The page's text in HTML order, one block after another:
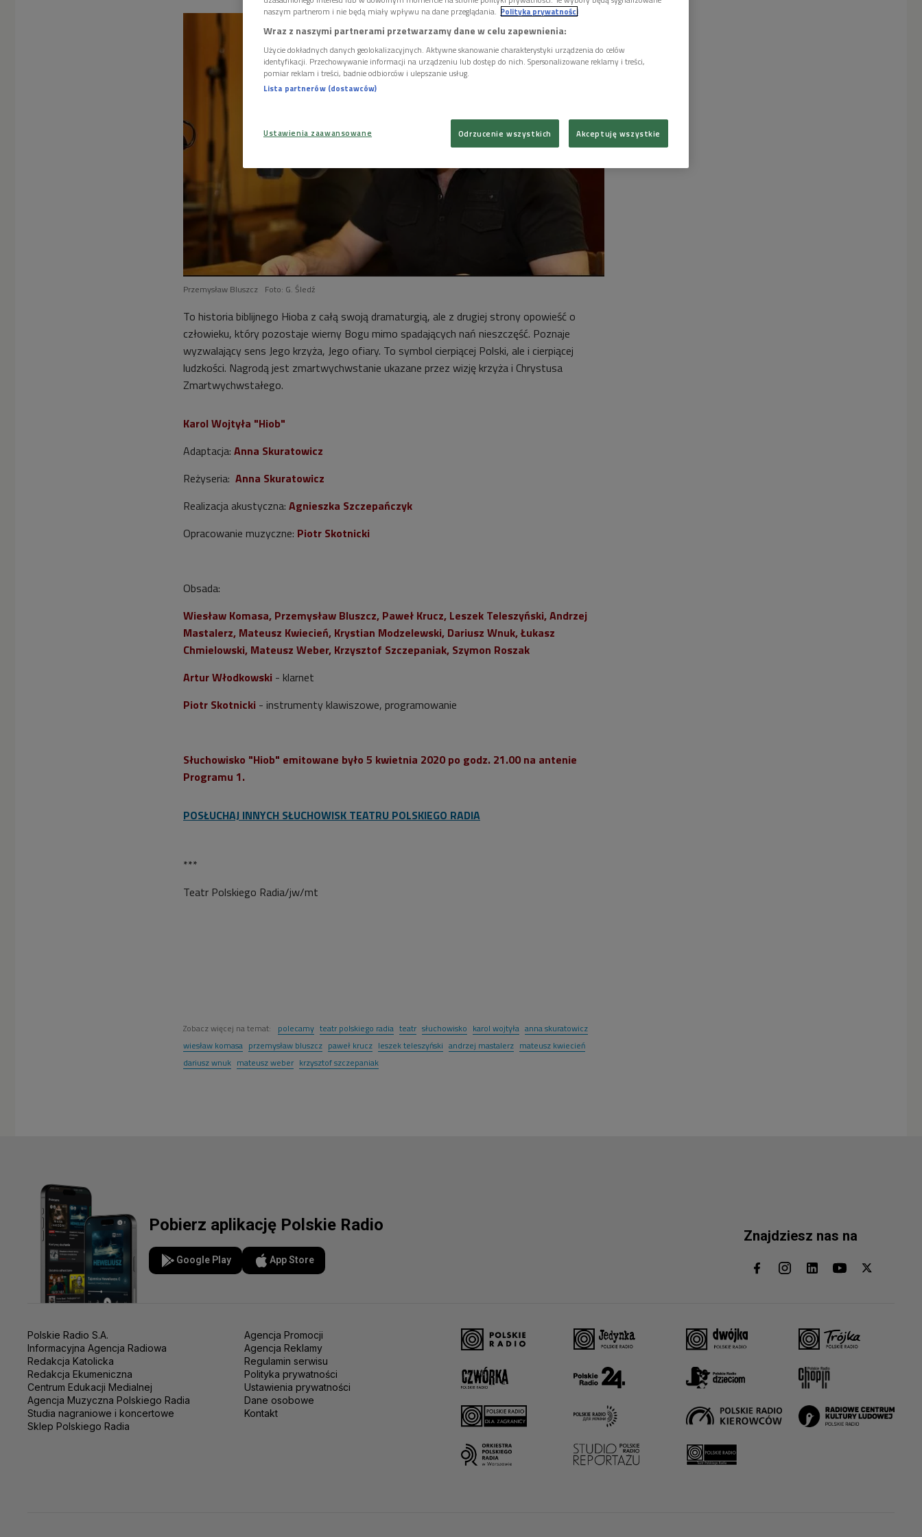
Przemysław Bluszcz Foto: G. Śledź
To historia biblijnego Hioba z całą swoją dramaturgią, ale z drugiej strony opowieść o
człowieku, który pozostaje wierny Bogu mimo spadających nań nieszczęść. Poznaje
wyzwalający sens Jego krzyża, Jego ofiary. To symbol cierpiącej Polski, ale i cierpiącej
ludzkości. Nagrodą jest zmartwychwstanie ukazane przez wizję krzyża i Chrystusa
Zmartwychwstałego.
Karol Wojtyła "Hiob"
Adaptacja: Anna Skuratowicz
Reżyseria: Anna Skuratowicz
Realizacja akustyczna: Agnieszka Szczepańczyk
Opracowanie muzyczne: Piotr Skotnicki
Obsada:
Wiesław Komasa, Przemysław Bluszcz, Paweł Krucz, Leszek Teleszyński, Andrzej
Mastalerz, Mateusz Kwiecień, Krystian Modzelewski, Dariusz Wnuk, Łukasz
Chmielowski, Mateusz Weber, Krzysztof Szczepaniak, Szymon Roszak
Artur Włodkowski - klarnet
Piotr Skotnicki - instrumenty klawiszowe, programowanie
Słuchowisko "Hiob" emitowane było 5 kwietnia 2020 po godz. 21.00 na antenie
Programu 1.
POSŁUCHAJ INNYCH SŁUCHOWISK TEATRU POLSKIEGO RADIA
***
Teatr Polskiego Radia/jw/mt
Zobacz więcej na temat: polecamy teatr polskiego radia teatr słuchowisko karol wojtyła anna skuratowicz
wiesław komasa przemysław bluszcz paweł krucz leszek teleszyński andrzej mastalerz mateusz kwiecień
dariusz wnuk mateusz weber krzysztof szczepaniak
Pobierz aplikację Polskie Radio
Google Play App Store
Znajdziesz nas na
Polskie Radio S.A.
Informacyjna Agencja Radiowa
Redakcja Katolicka
Redakcja Ekumeniczna
Centrum Edukacji Medialnej
Agencja Muzyczna Polskiego Radia
Studia nagraniowe i koncertowe
Sklep Polskiego Radia
Agencja Promocji
Agencja Reklamy
Regulamin serwisu
Polityka prywatności
Ustawienia prywatności
Dane osobowe
Kontakt
naszym partnerom i nie będą miały wpływu na dane przeglądania. Polityka prywatności
Wraz z naszymi partnerami przetwarzamy dane w celu zapewnienia:
Użycie dokładnych danych geolokalizacyjnych. Aktywne skanowanie charakterystyki urządzenia do celów
identyfikacji. Przechowywanie informacji na urządzeniu lub dostęp do nich. Spersonalizowane reklamy i treści,
pomiar reklam i treści, badnie odbiorców i ulepszanie usług.
Lista partnerów (dostawców)
Ustawienia zaawansowane Odrzucenie wszystkich Akceptuję wszystkie